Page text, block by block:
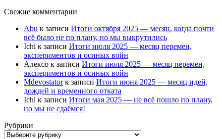
Свежие комментарии
Abu к записи Итоги октября 2025 — месяц, когда почти
всё было не по плану, но мы выкрутились
Ichi к записи Итоги июля 2025 — месяц перемен,
экспериментов и осиных войн
Алексо к записи Итоги июля 2025 — месяц перемен,
экспериментов и осиных войн
Mdevostatorк записи Итоги июня 2025 — месяц идей,
дождей и временного отката
Ichi к записи Итоги мая 2025 — не всё пошло по плану,
но мы не сдаёмся!
Рубрики
Рубрики